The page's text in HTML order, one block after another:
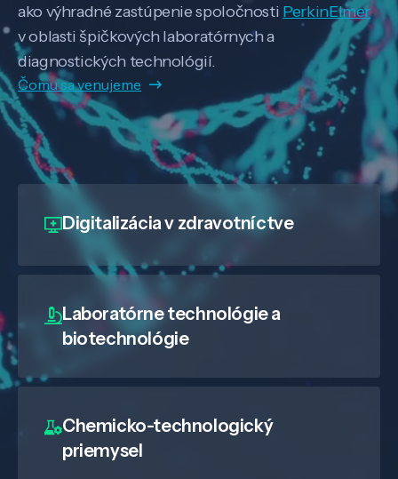
ako výhradné zastúpenie spoločnosti PerkinElmer
v oblasti špičkových laboratórnych a
diagnostických technológií.
Čomu sa venujeme
Digitalizáciav zdravotníctve
Laboratórne technológie a
biotechnológie
Chemicko-technologický
priemysel